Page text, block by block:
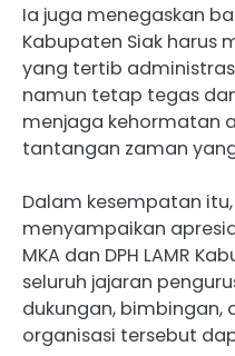
Ia juga menegaskan
Kabupaten Siak harus
yang tertib
namun tetap tegas
menjaga kehormatan
tantangan zaman
Dalam kesempatan
menyampaikan
MKA dan DPH LAMR
seluruh jajaran
dukungan, bimbingan,
organisasi tersebut